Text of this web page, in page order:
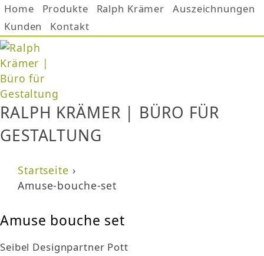
Jump to navigation
Home Produkte Ralph Krämer
Auszeichnungen
Kunden
Kontakt
RALPH KRÄMER | BÜRO FÜR
GESTALTUNG
Sie sind hier
Startseite ›
Amuse-bouche-set
Amuse bouche set
Seibel Designpartner Pott